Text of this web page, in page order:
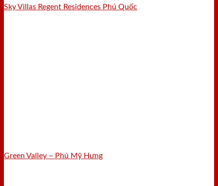
Sky Villas Regent Residences Phú Quốc
Green Valley – Phú Mỹ Hưng